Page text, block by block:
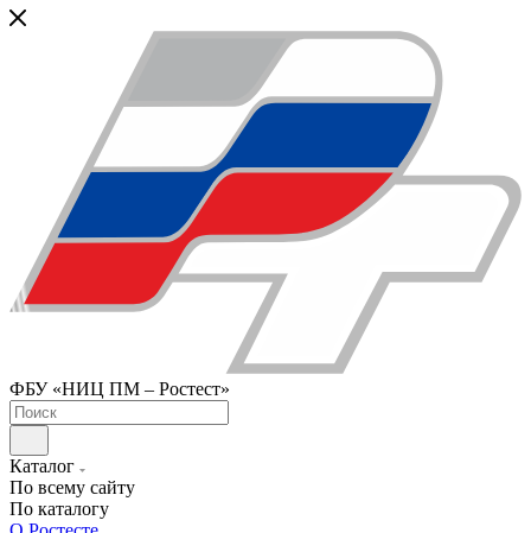
ФБУ «НИЦ ПМ – Ростест»
Каталог
По всему сайту
По каталогу